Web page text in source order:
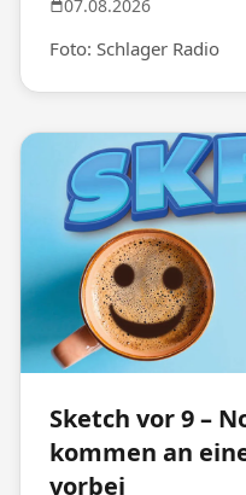
07.08.2026
Foto: Schlager Radio
Sketch vor 9 –
kommen an
vorbei